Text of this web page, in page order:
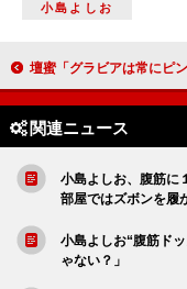
小島よしお
壇蜜「グラビアは常にピンの孤独な戦い」 「バトルの相手にもして
関連ニュース
小島よしお、腹筋
部屋ではズボンを履
小島よしお“腹筋ド
ゃない？」